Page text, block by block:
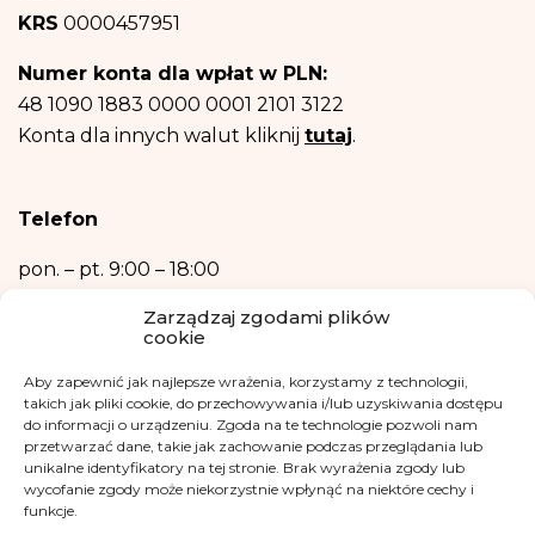
Zarządzaj zgodami plików
cookie
Aby zapewnić jak najlepsze wrażenia, korzystamy z technologii,
takich jak pliki cookie, do przechowywania i/lub uzyskiwania dostępu
do informacji o urządzeniu. Zgoda na te technologie pozwoli nam
przetwarzać dane, takie jak zachowanie podczas przeglądania lub
unikalne identyfikatory na tej stronie. Brak wyrażenia zgody lub
wycofanie zgody może niekorzystnie wpłynąć na niektóre cechy i
funkcje.
Następnie – w niezbędnym zakresie, do realizacji celów wymienionych w
punktach b) oraz c) powyżej.
Posiadasz prawo dostępu do treści swoich danych oraz prawo ich
sprostowania, usunięcia, ograniczenia przetwarzania, prawo do przenoszenia
danych, prawo wniesienia sprzeciwu, prawo do przenoszenia danych.
Ochrony Danych Osobowych, w razie uznania, iż przetwarzanie danych
Podanie danych osobowych jest niezbędne do zrealizowania ww. celów.
również w formie profilowania.
KRS 0000457951
Numer konta dla wpłat w PLN:
48 1090 1883 0000 0001 2101 3122
Konta dla innych walut kliknij tutaj.
Telefon
pon. – pt. 9:00 – 18:00
Kontakt mailowy
kontakt@fundacjakasisi.pl
Inspektor Danych Osobowych
Klaudia Kwiatkowska